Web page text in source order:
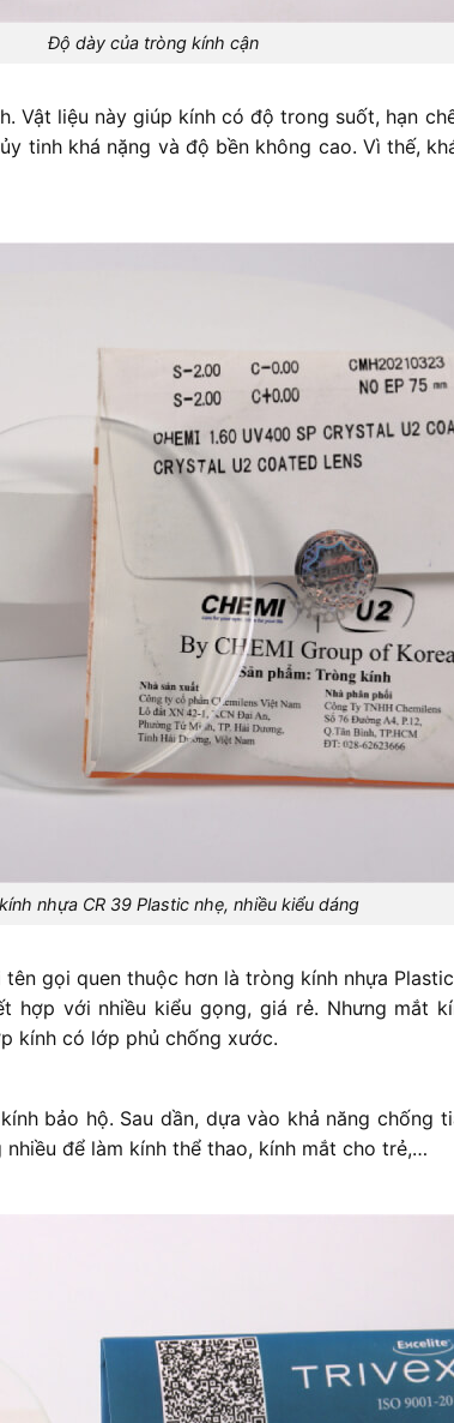
Độ dày của tròng kính cận
Vật liệu này giúp kính có độ trong suốt, hạn
tinh khá nặng và độ bền không cao. Vì thế,
nhựa CR 39 Plastic nhẹ, nhiều kiểu dáng
gọi quen thuộc hơn là tròng kính nhựa
hợp với nhiều kiểu gọng, giá rẻ. Nhưng mắt
kính có lớp phủ chống xước.
bảo hộ. Sau dần, dựa vào khả năng chống
để làm kính thể thao, kính mắt cho trẻ,…